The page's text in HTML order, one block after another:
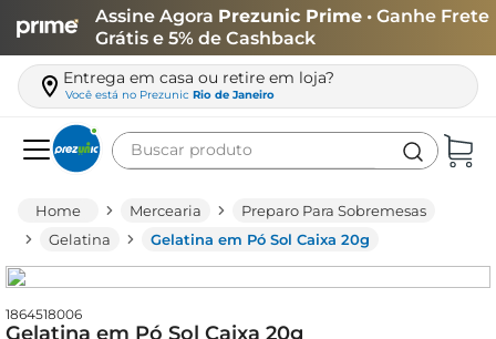
Assine Agora Prezunic Prime • Ganhe Frete
Grátis e 5% de Cashback
Entrega em casa ou retire em loja?
Você está no Prezunic Rio de Janeiro
Buscar produto
Mercearia
Preparo Para Sobremesas
Gelatina
Gelatina em Pó Sol Caixa 20g
1864518006
Gelatina em Pó Sol Caixa 20g
leite